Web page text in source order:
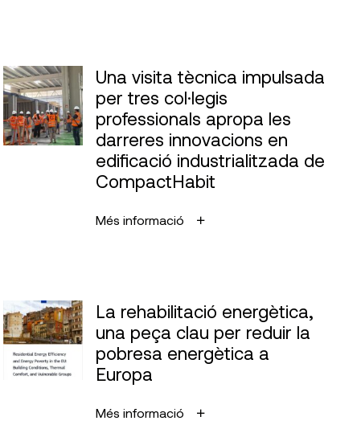
Una visita tècnica impulsada
per tres col·legis
professionals apropa les
darreres innovacions en
edificació industrialitzada de
CompactHabit
Més informació
La rehabilitació energètica,
una peça clau per reduir la
pobresa energètica a
Europa
Més informació